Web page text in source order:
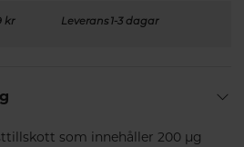
kr Leverans 1-3 dagar
som innehåller 200 µg